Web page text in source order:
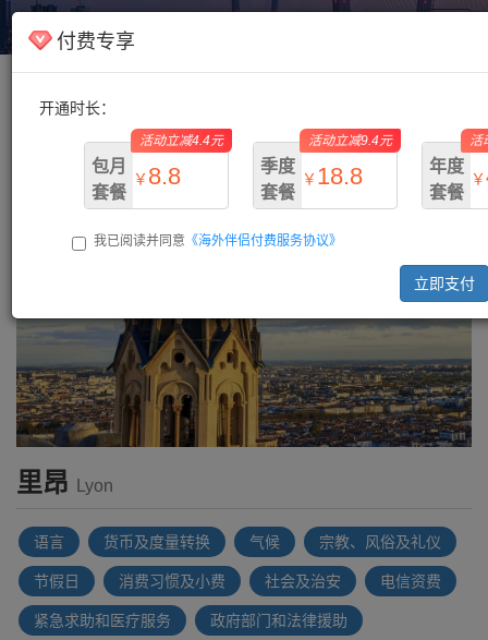
海外伴侣
付费专享
开通时长：
包月
套餐
￥ 8.8
￥13.2
活动立减4.4元
季度
套餐
￥ 18.8
￥28.2
活动立减9.4元
年度
套餐
￥
活
我已阅读并同意 《海外伴侣付费服务协议》
立即支付
主页/法国/ 里昂
里昂 Lyon
语言 货币及度量转换 气候 宗教、风俗及礼仪
节假日 消费习惯及小费 社会及治安 电信资费
紧急求助和医疗服务 政府部门和法律援助